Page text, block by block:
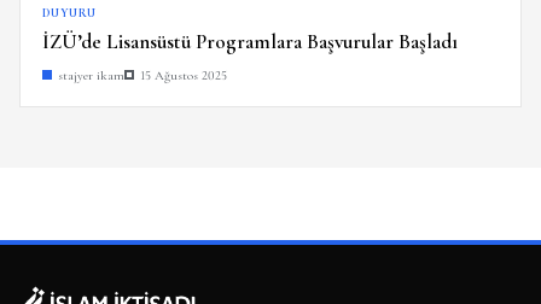
DUYURU
İZÜ’de Lisansüstü Programlara Başvurular Başladı
stajyer ikam 15 Ağustos 2025